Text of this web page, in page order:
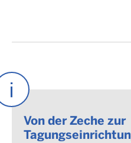
Von der Zeche zur